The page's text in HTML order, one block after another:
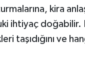
kira
ihtiyaç
taşıdığını ve